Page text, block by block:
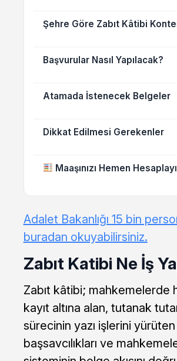
Şehre Göre Zabıt Kâtibi
Başvurular Nasıl Yapılacak?
Atamada İstenecek Belgeler
Dikkat Edilmesi Gerekenler
Maaşınızı Hemen
Adalet Bakanlığı 15 bin
buradan okuyabilirsiniz.
Zabıt Katibi Ne İş
Zabıt kâtibi; mahkemelerde
kayıt altına alan, tutanak
sürecinin yazı işlerini
başsavcılıkları ve